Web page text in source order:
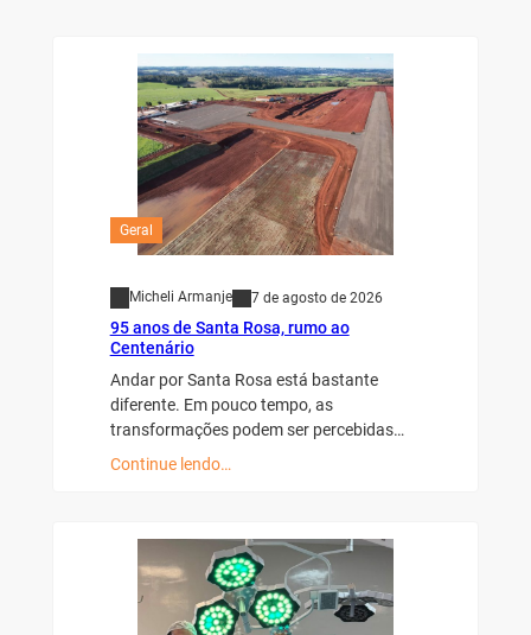
Geral
Micheli Armanje 7 de agosto de 2026
95 anos de Santa Rosa, rumo ao
Centenário
Andar por Santa Rosa está bastante
diferente. Em pouco tempo, as
transformações podem ser percebidas…
Continue lendo…